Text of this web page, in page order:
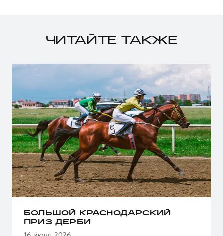
ЧИТАЙТЕ ТАКЖЕ
БОЛЬШОЙ КРАСНОДАРСКИЙ
ПРИЗ ДЕРБИ